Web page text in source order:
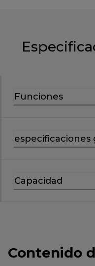
Funciones
especificaciones
Capacidad
Contenido